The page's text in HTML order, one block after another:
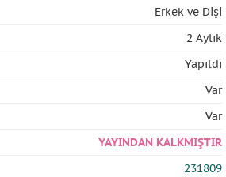
Erkek ve Dişi
2 Aylık
Yapıldı
Var
Var
YAYINDAN KALKMIŞTIR
231809